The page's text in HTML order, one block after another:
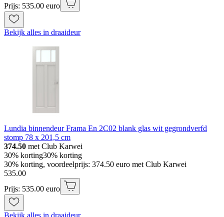
Prijs: 535.00 euro
Bekijk alles in draaideur
Lundia binnendeur Frama En 2C02 blank glas wit gegrondverfd
stomp 78 x 201,5 cm
374.50 met Club Karwei
30% korting30% korting
30% korting, voordeelprijs: 374.50 euro met Club Karwei
535.00
Prijs: 535.00 euro
Bekijk alles in draaideur